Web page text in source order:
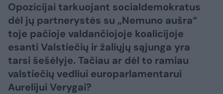
Opozicijai tarkuojant socialdemokratus
dėl jų partnerystės su „Nemuno aušra“
toje pačioje valdančiojoje koalicijoje
esanti Valstiečių ir žaliųjų sąjunga yra
tarsi šešėlyje. Tačiau ar dėl to ramiau
valstiečių vedliui europarlamentarui
Aurelijui Verygai?